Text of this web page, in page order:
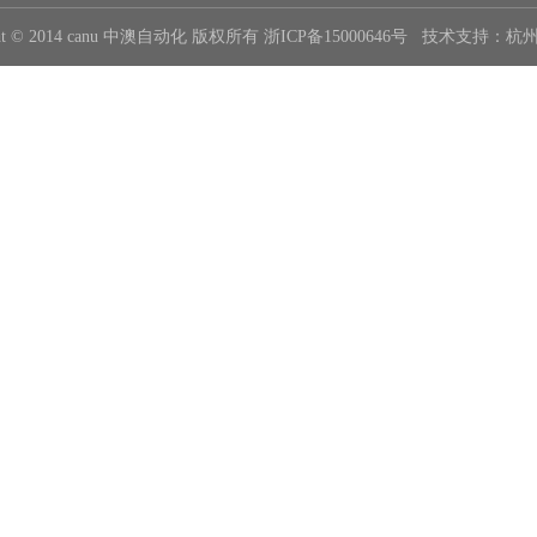
© 2014 canu 中澳自动化 版权所有 浙ICP备15000646号 技术支持： 杭